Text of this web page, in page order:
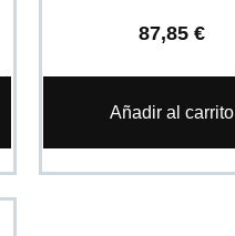
87,85 €
Añadir al carrito